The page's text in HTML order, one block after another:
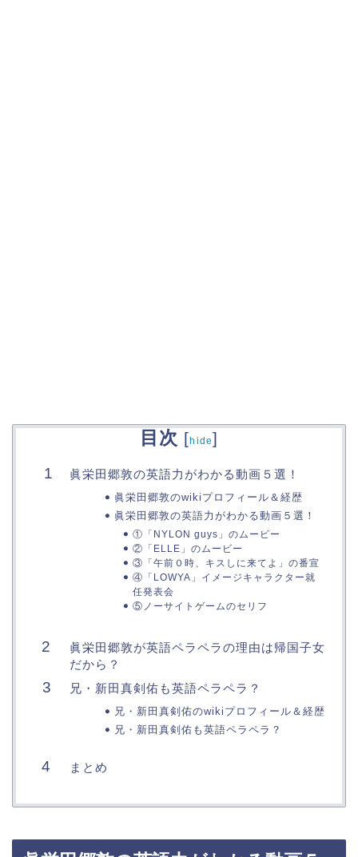
目次 [hide]
眞栄田郷敦の英語力がわかる動画５選！
眞栄田郷敦のwikiプロフィール＆経歴
眞栄田郷敦の英語力がわかる動画５選！
①「NYLON guys」のムービー
②「ELLE」のムービー
③「午前０時、キスしに来てよ」の番宣
④「LOWYA」イメージキャラクター就
任発表会
⑤ノーサイトゲームのセリフ
眞栄田郷敦が英語ペラペラの理由は帰国子女
だから？
兄・新田真剣佑も英語ペラペラ？
兄・新田真剣佑のwikiプロフィール＆経歴
兄・新田真剣佑も英語ペラペラ？
まとめ